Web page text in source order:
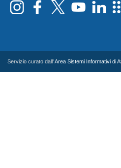
Servizio curato dall'Area Sistemi Informativi di